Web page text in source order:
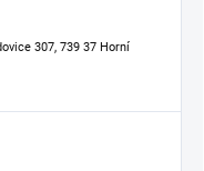
307, 739 37 Horní